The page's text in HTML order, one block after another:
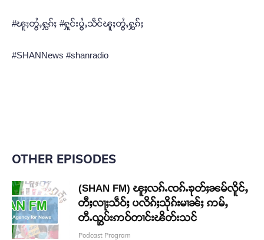
#ၽူႈတွႆႇႁွၵ်ႈ #ႁူင်းပွႆႇသဵင်ၽူႈတွႆႇႁွၵ်ႈ
#SHANNews #shanradio
OTHER EPISODES
(SHAN FM) ၽူႈလၵ်ႉၸၵ်ႉၶုတ်ႈၼမ်လိူင်ႇ
တီႈလႃႈသဵဝ်ႈ ပလိၵ်ႈသိုၵ်းမၢၼ်ႈ ဢမ်ႇ
တီႉၺွပ်းဢဝ်တၢင်းၽိတ်းသင်
Podcast Program